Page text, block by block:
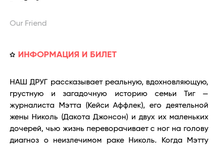
Our Friend
ИНФОРМАЦИЯ И БИЛЕТ
НАШ ДРУГ рассказывает реальную, вдохновляющую,
грустную и загадочную историю семьи Тиг —
журналиста Мэтта (Кейси Аффлек), его деятельной
жены Николь (Дакота Джонсон) и двух их маленьких
дочерей, чью жизнь переворачивает с ног на голову
диагноз о неизлечимом раке Николь. Когда Мэтту